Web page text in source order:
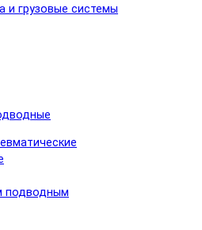
и грузовые системы
подводным